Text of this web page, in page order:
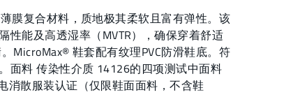
膜复合材料，质地极其柔软且富有弹性。该
性能及高透湿率（MVTR），确保穿着舒适
MicroMax® 鞋套配有纹理PVC防滑鞋底。符
面料 传染性介质 14126的四项测试中面料
消散服装认证（仅限鞋面面料，不含鞋